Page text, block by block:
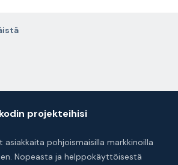
projekteihisi
pohjoismaisilla markkinoilla
Nopeasta ja helppokäyttöisestä